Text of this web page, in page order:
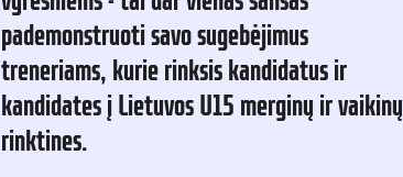
pademonstruotisavosugebėjimus
treneriams,kurierinksiskandidatusir
kandidatesįLietuvosU15merginųirvaikinų
rinktines.